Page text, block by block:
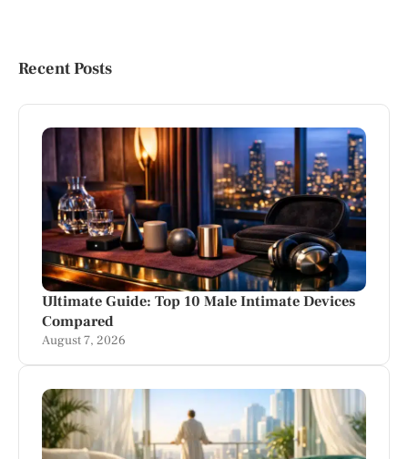
Recent Posts
Ultimate Guide: Top 10 Male Intimate Devices
Compared
August 7, 2026